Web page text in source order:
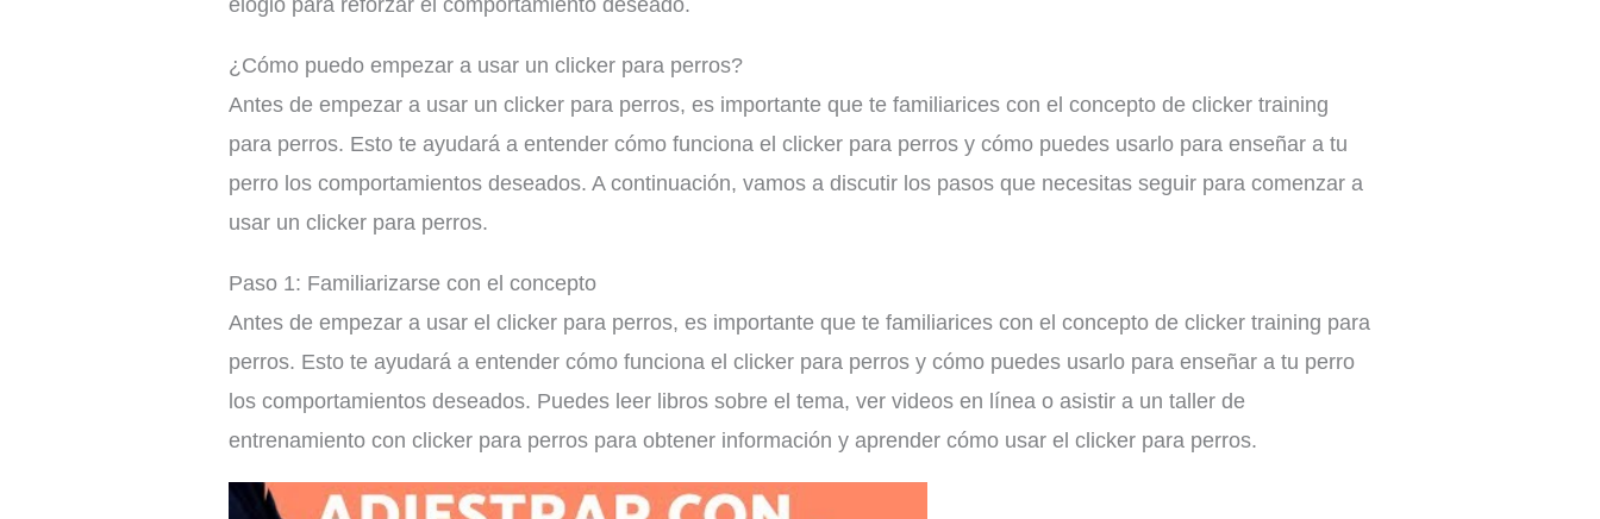
elogio para reforzar el comportamiento deseado.
¿Cómo puedo empezar a usar un clicker para perros?
Antes de empezar a usar un clicker para perros, es importante que te familiarices con el concepto de clicker training
para perros. Esto te ayudará a entender cómo funciona el clicker para perros y cómo puedes usarlo para enseñar a tu
perro los comportamientos deseados. A continuación, vamos a discutir los pasos que necesitas seguir para comenzar a
usar un clicker para perros.
Paso 1: Familiarizarse con el concepto
Antes de empezar a usar el clicker para perros, es importante que te familiarices con el concepto de clicker training para
perros. Esto te ayudará a entender cómo funciona el clicker para perros y cómo puedes usarlo para enseñar a tu perro
los comportamientos deseados. Puedes leer libros sobre el tema, ver videos en línea o asistir a un taller de
entrenamiento con clicker para perros para obtener información y aprender cómo usar el clicker para perros.